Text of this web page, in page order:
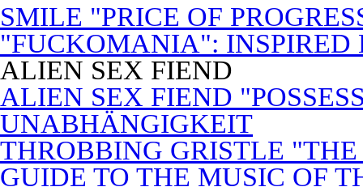
SMILE "PRICE OF
"FUCKOMANIA": INSPIRED
ALIEN SEX FIEND
ALIEN SEX FIEND
UNABHÄNGIGKEIT
THROBBING GRISTLE
GUIDE TO THE MUSIC OF